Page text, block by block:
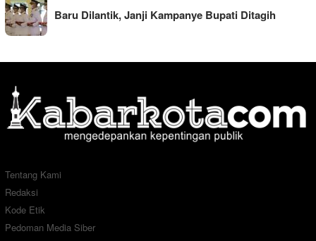
Baru Dilantik, Janji Kampanye Bupati Ditagih
Tentang Kami
Redaksi
Kode Etik
Pedoman Media Siber